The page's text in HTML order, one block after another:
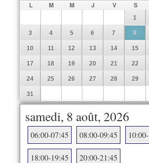
L M M J V S
1
3 4 5 6 7 8
10 11 12 13 14 15
17 18 19 20 21 22
24 25 26 27 28 29
31
samedi, 8 août, 2026
06:00-07:45 08:00-09:45
18:00-19:45 20:00-21:45